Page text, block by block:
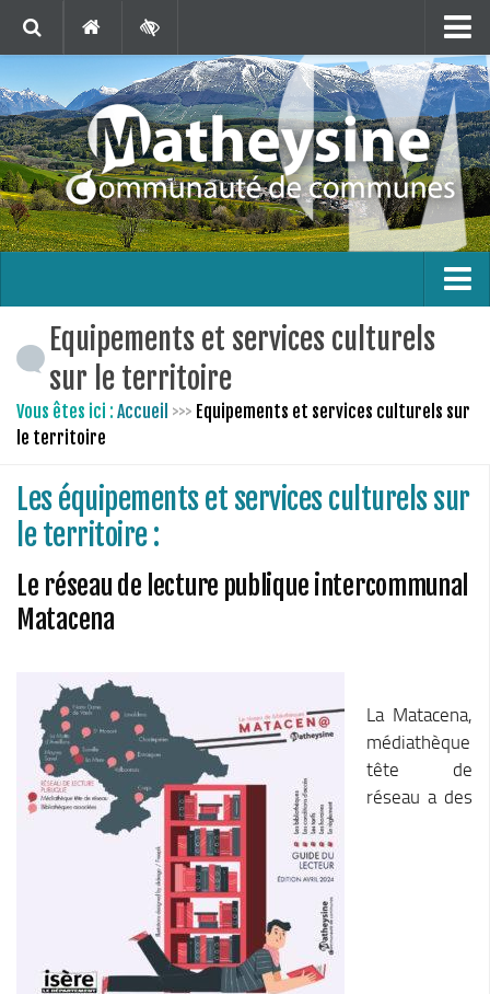
Matheysine Tourisme
Contact
Marchés Publics
Publications
Téléchargements
Carte interactive
En 1 clic !
L’intercommunalité
Le territoire
Bus France Services en Matheysine
Les finances
Le Conseil Communautaire
Les services
La CCM recrute
Publications
Entreprises & emplois
Développement économique
LEADER, aides européennes
Travaillez en Matheysine
Facturation électronique
Montagne, Agriculture & Forêt
Guide des producteurs
Aide aux alpages
Stratégie forestière du massif sud Isère
Equipements et services culturels
sur le territoire
Vous êtes ici : Accueil >>> Equipements et services culturels sur
le territoire
Les équipements et services culturels sur
le territoire :
Le réseau de lecture publique intercommunal
Matacena
La Matacena,
médiathèque
tête de
réseau a des